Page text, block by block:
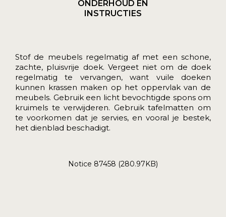
ONDERHOUD EN
INSTRUCTIES
Stof de meubels regelmatig af met een schone,
zachte, pluisvrije doek. Vergeet niet om de doek
regelmatig te vervangen, want vuile doeken
kunnen krassen maken op het oppervlak van de
meubels. Gebruik een licht bevochtigde spons om
kruimels te verwijderen. Gebruik tafelmatten om
te voorkomen dat je servies, en vooral je bestek,
het dienblad beschadigt.
Notice 87458 (280.97KB)